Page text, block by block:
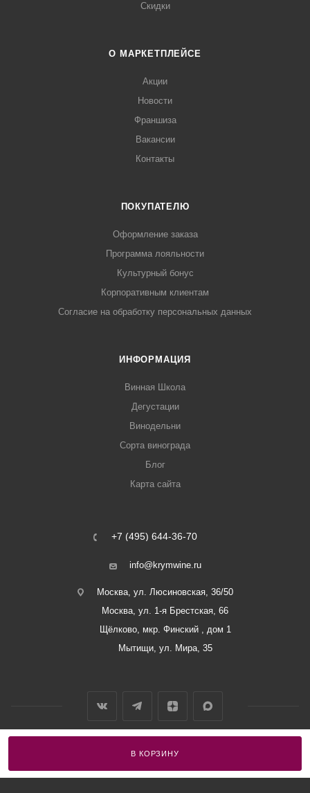
В КОРЗИНУ
Скидки
О МАРКЕТПЛЕЙСЕ
Акции
Новости
Франшиза
Вакансии
Контакты
ПОКУПАТЕЛЮ
Оформление заказа
Программа лояльности
Культурный бонус
Корпоративным клиентам
Согласие на обработку персональных данных
ИНФОРМАЦИЯ
Винная Школа
Дегустации
Винодельни
Сорта винограда
Блог
Карта сайта
+7 (495) 644-36-70
info@krymwine.ru
Москва, ул. Люсиновская, 36/50
Москва, ул. 1-я Брестская, 66
Щёлково, мкр. Финский , дом 1
Мытищи, ул. Мира, 35
2026 © ООО «Винный Дом Балаклавы»